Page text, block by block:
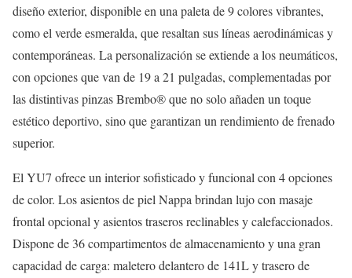
diseño exterior, disponible en una paleta de 9 colores vibrantes,
como el verde esmeralda, que resaltan sus líneas aerodinámicas y
contemporáneas. La personalización se extiende a los neumáticos,
con opciones que van de 19 a 21 pulgadas, complementadas por
las distintivas pinzas Brembo® que no solo añaden un toque
estético deportivo, sino que garantizan un rendimiento de frenado
superior.
El YU7 ofrece un interior sofisticado y funcional con 4 opciones
de color. Los asientos de piel Nappa brindan lujo con masaje
frontal opcional y asientos traseros reclinables y calefaccionados.
Dispone de 36 compartimentos de almacenamiento y una gran
capacidad de carga: maletero delantero de 141L y trasero de